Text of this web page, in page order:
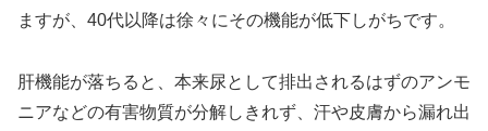
ますが、40代以降は徐々にその機能が低下しがちです。
肝機能が落ちると、本来尿として排出されるはずのアンモ
ニアなどの有害物質が分解しきれず、汗や皮膚から漏れ出